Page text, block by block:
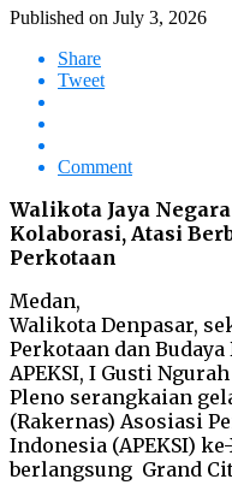
Published on July 3, 2026
Share
Tweet
Comment
Walikota Jaya
Kolaborasi, Atasi
Perkotaan
Medan,
Walikota Denpasar,
Perkotaan dan
APEKSI, I Gusti
Pleno serangkaian
(Rakernas) Asosiasi
Indonesia (APEKSI)
berlangsung Grand